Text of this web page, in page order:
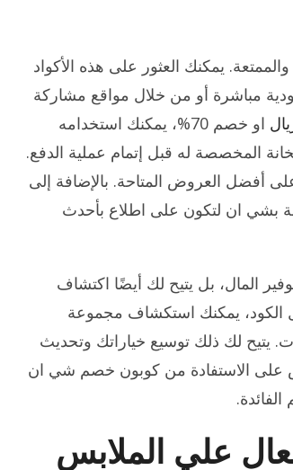
الأمور السهلة والممتعة. يمكنك العثور على هذه الأكواد
مباشرة أو من خلال مواقع مشاركة
او خصم 70%، يمكنك استخدامه
المخصصة له قبل إتمام عملية الدفع.
أفضل العروض المتاحة. بالإضافة إلى
بشي ان لتكون على اطلاع بأحدث
المال، بل يتيح لك أيضًا اكتشاف
الكود، يمكنك استكشاف مجموعة
يتيح لك ذلك توسيع خياراتك وتحديث
على الاستفادة من كوبون خصم شي ان
خصم شي ان 2024 فعال علي الملابس